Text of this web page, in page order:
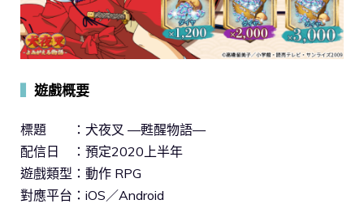
遊戲概要
標題 ：犬夜叉 —甦醒物語—
配信日 ：預定2020上半年
遊戲類型：動作 RPG
對應平台：iOS／Android